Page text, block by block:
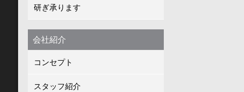
研ぎ承ります
会社紹介
コンセプト
スタッフ紹介